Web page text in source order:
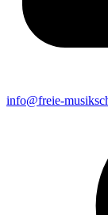
info@freie-